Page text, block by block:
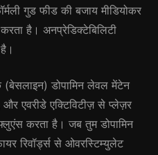
गुड फीड की बजाय मीडियोकर
है। अनप्रेडिक्टेबिलिटी
(बेसलाइन) डोपामिन लेवल मेंटेन
एवरीडे एक्टिविटीज़ से प्लेज़र
करता है। जब तुम डोपामिन
रिवॉर्ड्स से ओवरस्टिम्युलेट